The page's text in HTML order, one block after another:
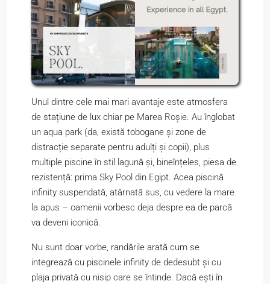
Unul dintre cele mai mari avantaje este atmosfera
de stațiune de lux chiar pe Marea Roșie. Au înglobat
un aqua park (da, există tobogane și zone de
distracție separate pentru adulți și copii), plus
multiple piscine în stil lagună și, bineînțeles, piesa de
rezistență: prima Sky Pool din Egipt. Acea piscină
infinity suspendată, atârnată sus, cu vedere la mare
la apus – oamenii vorbesc deja despre ea de parcă
va deveni iconică.
Nu sunt doar vorbe, randările arată cum se
integrează cu piscinele infinity de dedesubt și cu
plaja privată cu nisip care se întinde. Dacă ești în